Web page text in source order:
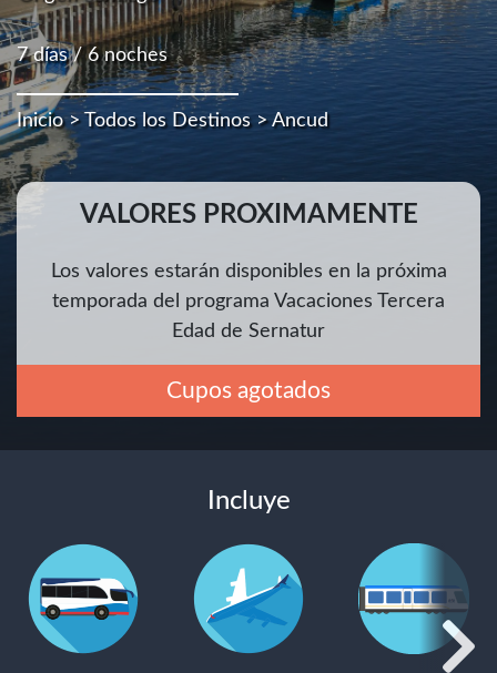
7 días / 6 noches
Inicio>Todos los Destinos> Ancud
VALORES PROXIMAMENTE
Los valores estarán disponibles en la próxima
temporada del programa Vacaciones Tercera
Edad de Sernatur
Cupos agotados
Incluye